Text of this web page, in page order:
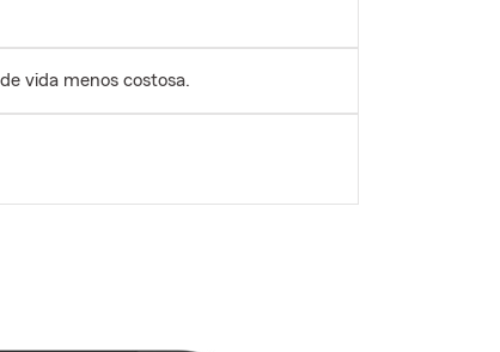
vida menos costosa.